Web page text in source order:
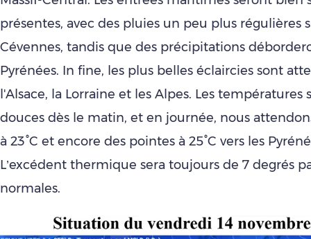
présentes, avec des pluies un peu plus régulières
Cévennes, tandis que des précipitations
Pyrénées. In fine, les plus belles éclaircies sont
l'Alsace, la Lorraine et les Alpes. Les températures
douces dès le matin, et en journée, nous
à 23°C et encore des pointes à 25°C vers les
L’excédent thermique sera toujours de 7 degrés
normales.